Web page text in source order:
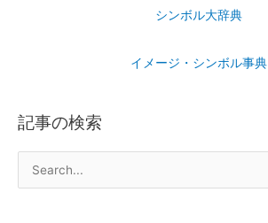
シンボル大辞典
イメージ・シンボル事典
記事の検索